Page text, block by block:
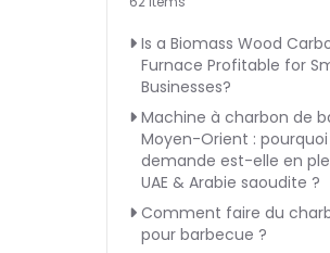
Is a Biomass Wood
Furnace Profitable for
Businesses?
Machine à charbon de
Moyen-Orient : pourquoi
demande est-elle en
UAE & Arabie saoudite ?
Comment faire du
pour barbecue ?